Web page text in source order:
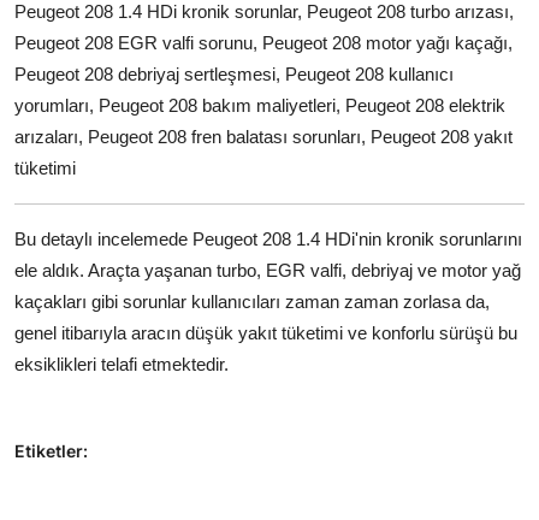
Peugeot 208 1.4 HDi kronik sorunlar, Peugeot 208 turbo arızası,
Peugeot 208 EGR valfi sorunu, Peugeot 208 motor yağı kaçağı,
Peugeot 208 debriyaj sertleşmesi, Peugeot 208 kullanıcı
yorumları, Peugeot 208 bakım maliyetleri, Peugeot 208 elektrik
arızaları, Peugeot 208 fren balatası sorunları, Peugeot 208 yakıt
tüketimi
Bu detaylı incelemede Peugeot 208 1.4 HDi'nin kronik sorunlarını
ele aldık. Araçta yaşanan turbo, EGR valfi, debriyaj ve motor yağ
kaçakları gibi sorunlar kullanıcıları zaman zaman zorlasa da,
genel itibarıyla aracın düşük yakıt tüketimi ve konforlu sürüşü bu
eksiklikleri telafi etmektedir.
Etiketler: